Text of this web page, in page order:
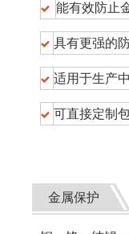
能有效防止
具有更强的
适用于生产
可直接定制
金属保护